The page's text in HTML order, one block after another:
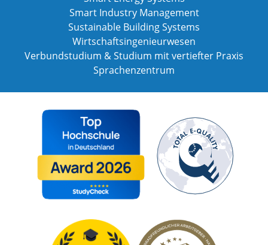
Smart Industry Management
Sustainable Building Systems
Wirtschaftsingenieurwesen
Verbundstudium & Studium mit vertiefter Praxis
Sprachenzentrum